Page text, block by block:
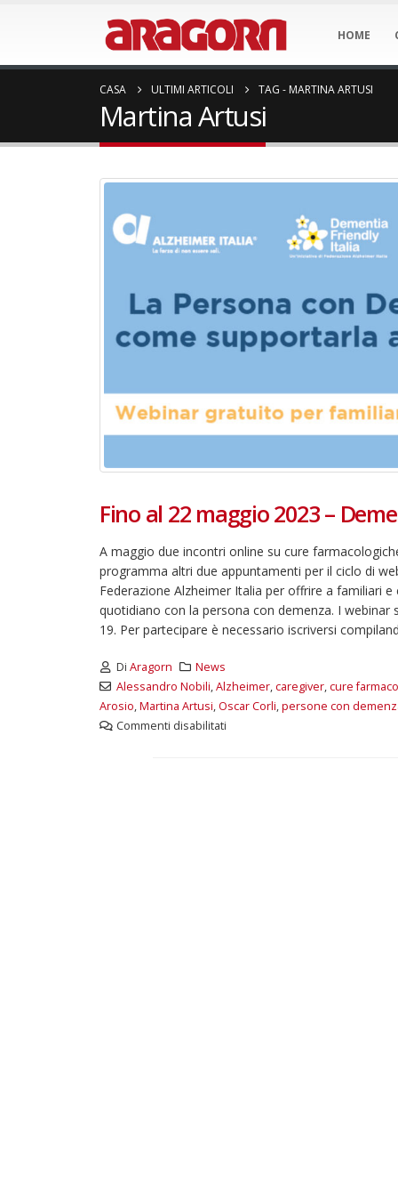
HOME
CASA ULTIMI ARTICOLI TAG - MARTINA ARTUSI
Martina Artusi
Fino al 22 maggio 2023 –
A maggio due incontri online su cure
programma altri due appuntamenti per il ciclo di
Federazione Alzheimer Italia per offrire a familiari
quotidiano con la persona con demenza. I
19. Per partecipare è necessario iscriversi
Di Aragorn
News
Alessandro Nobili,Alzheimer,caregiver,cure
Arosio,Martina Artusi,Oscar Corli,persone con
Commenti disabilitati